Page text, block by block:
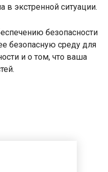
в экстренной ситуации.
безопасности
безопасную среду для
и о том, что ваша